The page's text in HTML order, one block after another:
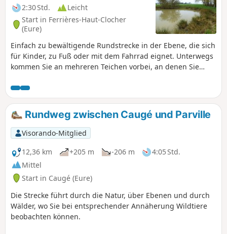
2:30 Std.
Leicht
Start in Ferrières-Haut-Clocher
(Eure)
Einfach zu bewältigende Rundstrecke in der Ebene, die sich
für Kinder, zu Fuß oder mit dem Fahrrad eignet. Unterwegs
kommen Sie an mehreren Teichen vorbei, an denen Sie
Rundweg zwischen Caugé und Parville
Visorando-Mitglied
12,36 km
+205 m -206 m
4:05 Std.
Mittel
Start in Caugé (Eure)
Die Strecke führt durch die Natur, über Ebenen und durch
Wälder, wo Sie bei entsprechender Annäherung Wildtiere
beobachten können.